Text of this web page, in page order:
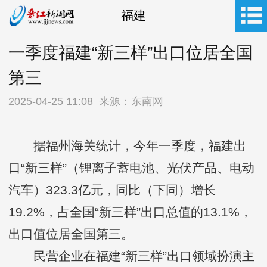
福建
一季度福建“新三样”出口位居全国
第三
2025-04-25 11:08 来源：东南网
据福州海关统计，今年一季度，福建出
口“新三样”（锂离子蓄电池、光伏产品、电动
汽车）323.3亿元，同比（下同）增长
19.2%，占全国“新三样”出口总值的13.1%，
出口值位居全国第三。
民营企业在福建“新三样”出口领域扮演主